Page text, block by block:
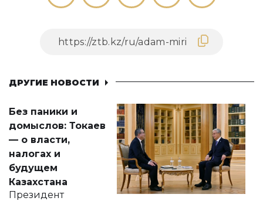
ДРУГИЕ НОВОСТИ
Без паники и
домыслов: Токаев
— о власти,
налогах и
будущем
Казахстана
Президент